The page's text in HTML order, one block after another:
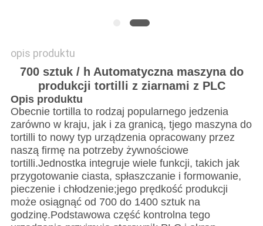
opis produktu
700 sztuk / h Automatyczna maszyna do
produkcji tortilli z ziarnami z PLC
Opis produktu
Obecnie tortilla to rodzaj popularnego jedzenia
zarówno w kraju, jak i za granicą, tjego maszyna do
tortilli to nowy typ urządzenia opracowany przez
naszą firmę na potrzeby żywnościowe
tortilli.Jednostka integruje wiele funkcji, takich jak
przygotowanie ciasta, spłaszczanie i formowanie,
pieczenie i chłodzenie;jego prędkość produkcji
może osiągnąć od 700 do 1400 sztuk na
godzinę.Podstawowa część kontrolna tego